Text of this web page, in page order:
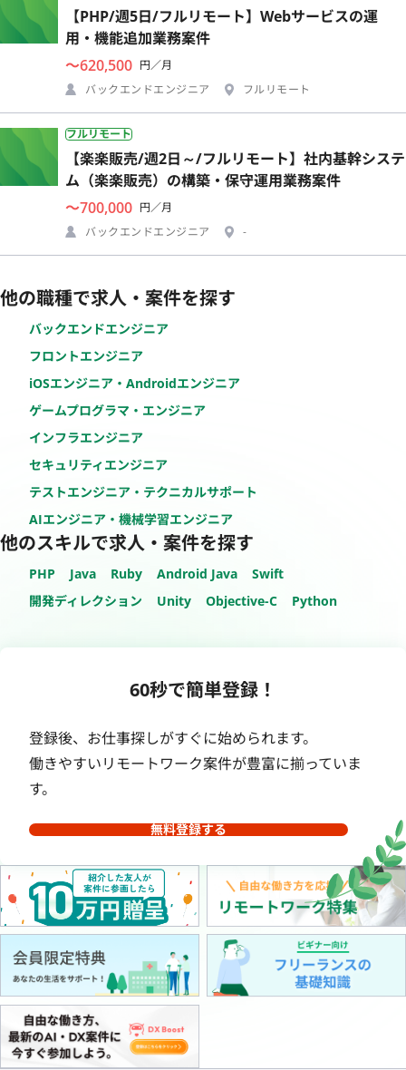
【PHP/週5日/フルリモート】Webサービスの運
用・機能追加業務案件
〜620,500 円／月
バックエンドエンジニア
フルリモート
フルリモート
【楽楽販売/週2日～/フルリモート】社内基幹システ
ム（楽楽販売）の構築・保守運用業務案件
〜700,000 円／月
バックエンドエンジニア
-
他の職種で求人・案件を探す
バックエンドエンジニア
フロントエンジニア
iOSエンジニア・Androidエンジニア
ゲームプログラマ・エンジニア
インフラエンジニア
セキュリティエンジニア
テストエンジニア・テクニカルサポート
AIエンジニア・機械学習エンジニア
他のスキルで求人・案件を探す
PHP Java Ruby Android Java
Swift
開発ディレクション
Unity Objective-C Python
60秒で簡単登録！
登録後、お仕事探しがすぐに始められます。
働きやすいリモートワーク案件が豊富に揃っていま
す。
無料登録する